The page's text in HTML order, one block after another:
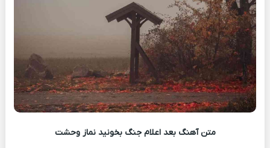
متن آهنگ بعد اعلام جنگ بخونید نماز وحشت